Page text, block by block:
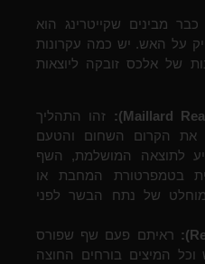
מבינים שקייטרינג הוא
על האש. יש כמה עקרונות
של אלכס זובקה ליוצאות
זהו התהליך
את הקרום השחום והטעם
לתוצאה המושלמת, השף
בטמפרטורת המחבת או
מוחלט של נתח הבשר לפני
ראיתם פעם שף שפורס
המיצים בורחים החוצה